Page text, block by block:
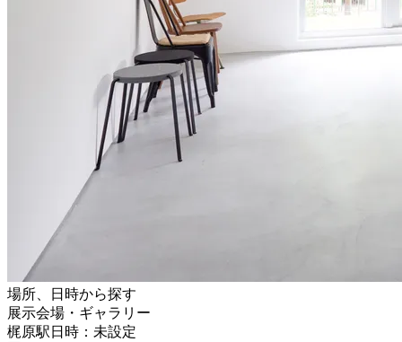
場所、日時から探す
展示会場・ギャラリー
梶原駅日時：未設定